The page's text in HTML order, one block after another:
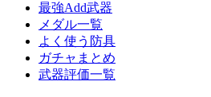
最強Add武器
メダル一覧
よく使う防具
ガチャまとめ
武器評価一覧